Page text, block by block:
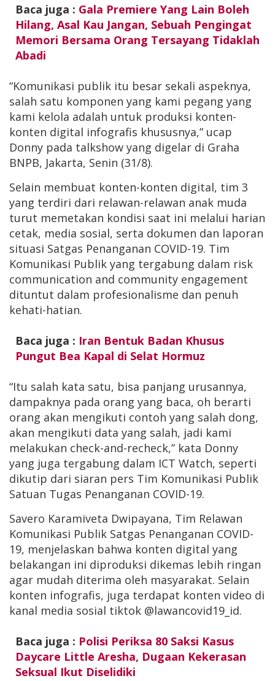
Baca juga : Gala Premiere Yang Lain Boleh
Hilang, Asal Kau Jangan, Sebuah Pengingat
Memori Bersama Orang Tersayang Tidaklah
Abadi
“Komunikasi publik itu besar sekali aspeknya,
salah satu komponen yang kami pegang yang
kami kelola adalah untuk produksi konten-
konten digital infografis khususnya,” ucap
Donny pada talkshow yang digelar di Graha
BNPB, Jakarta, Senin (31/8).
Selain membuat konten-konten digital, tim 3
yang terdiri dari relawan-relawan anak muda
turut memetakan kondisi saat ini melalui harian
cetak, media sosial, serta dokumen dan laporan
situasi Satgas Penanganan COVID-19. Tim
Komunikasi Publik yang tergabung dalam risk
communication and community engagement
dituntut dalam profesionalisme dan penuh
kehati-hatian.
Baca juga : Iran Bentuk Badan Khusus
Pungut Bea Kapal di Selat Hormuz
“Itu salah kata satu, bisa panjang urusannya,
dampaknya pada orang yang baca, oh berarti
orang akan mengikuti contoh yang salah dong,
akan mengikuti data yang salah, jadi kami
melakukan check-and-recheck,” kata Donny
yang juga tergabung dalam ICT Watch, seperti
dikutip dari siaran pers Tim Komunikasi Publik
Satuan Tugas Penanganan COVID-19.
Savero Karamiveta Dwipayana, Tim Relawan
Komunikasi Publik Satgas Penanganan COVID-
19, menjelaskan bahwa konten digital yang
belakangan ini diproduksi dikemas lebih ringan
agar mudah diterima oleh masyarakat. Selain
konten infografis, juga terdapat konten video di
kanal media sosial tiktok @lawancovid19_id.
Baca juga : Polisi Periksa 80 Saksi Kasus
Daycare Little Aresha, Dugaan Kekerasan
Seksual Ikut Diselidiki